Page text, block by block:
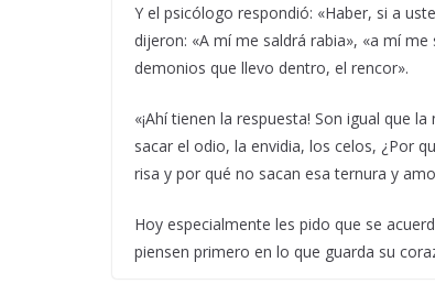
Y el psicólogo respondió: «Haber, si a
dijeron: «A mí me saldrá rabia», «a mí
demonios que llevo dentro, el rencor».
«¡Ahí tienen la respuesta! Son igual que
sacar el odio, la envidia, los celos, ¿Por
risa y por qué no sacan esa ternura y
Hoy especialmente les pido que se
piensen primero en lo que guarda su